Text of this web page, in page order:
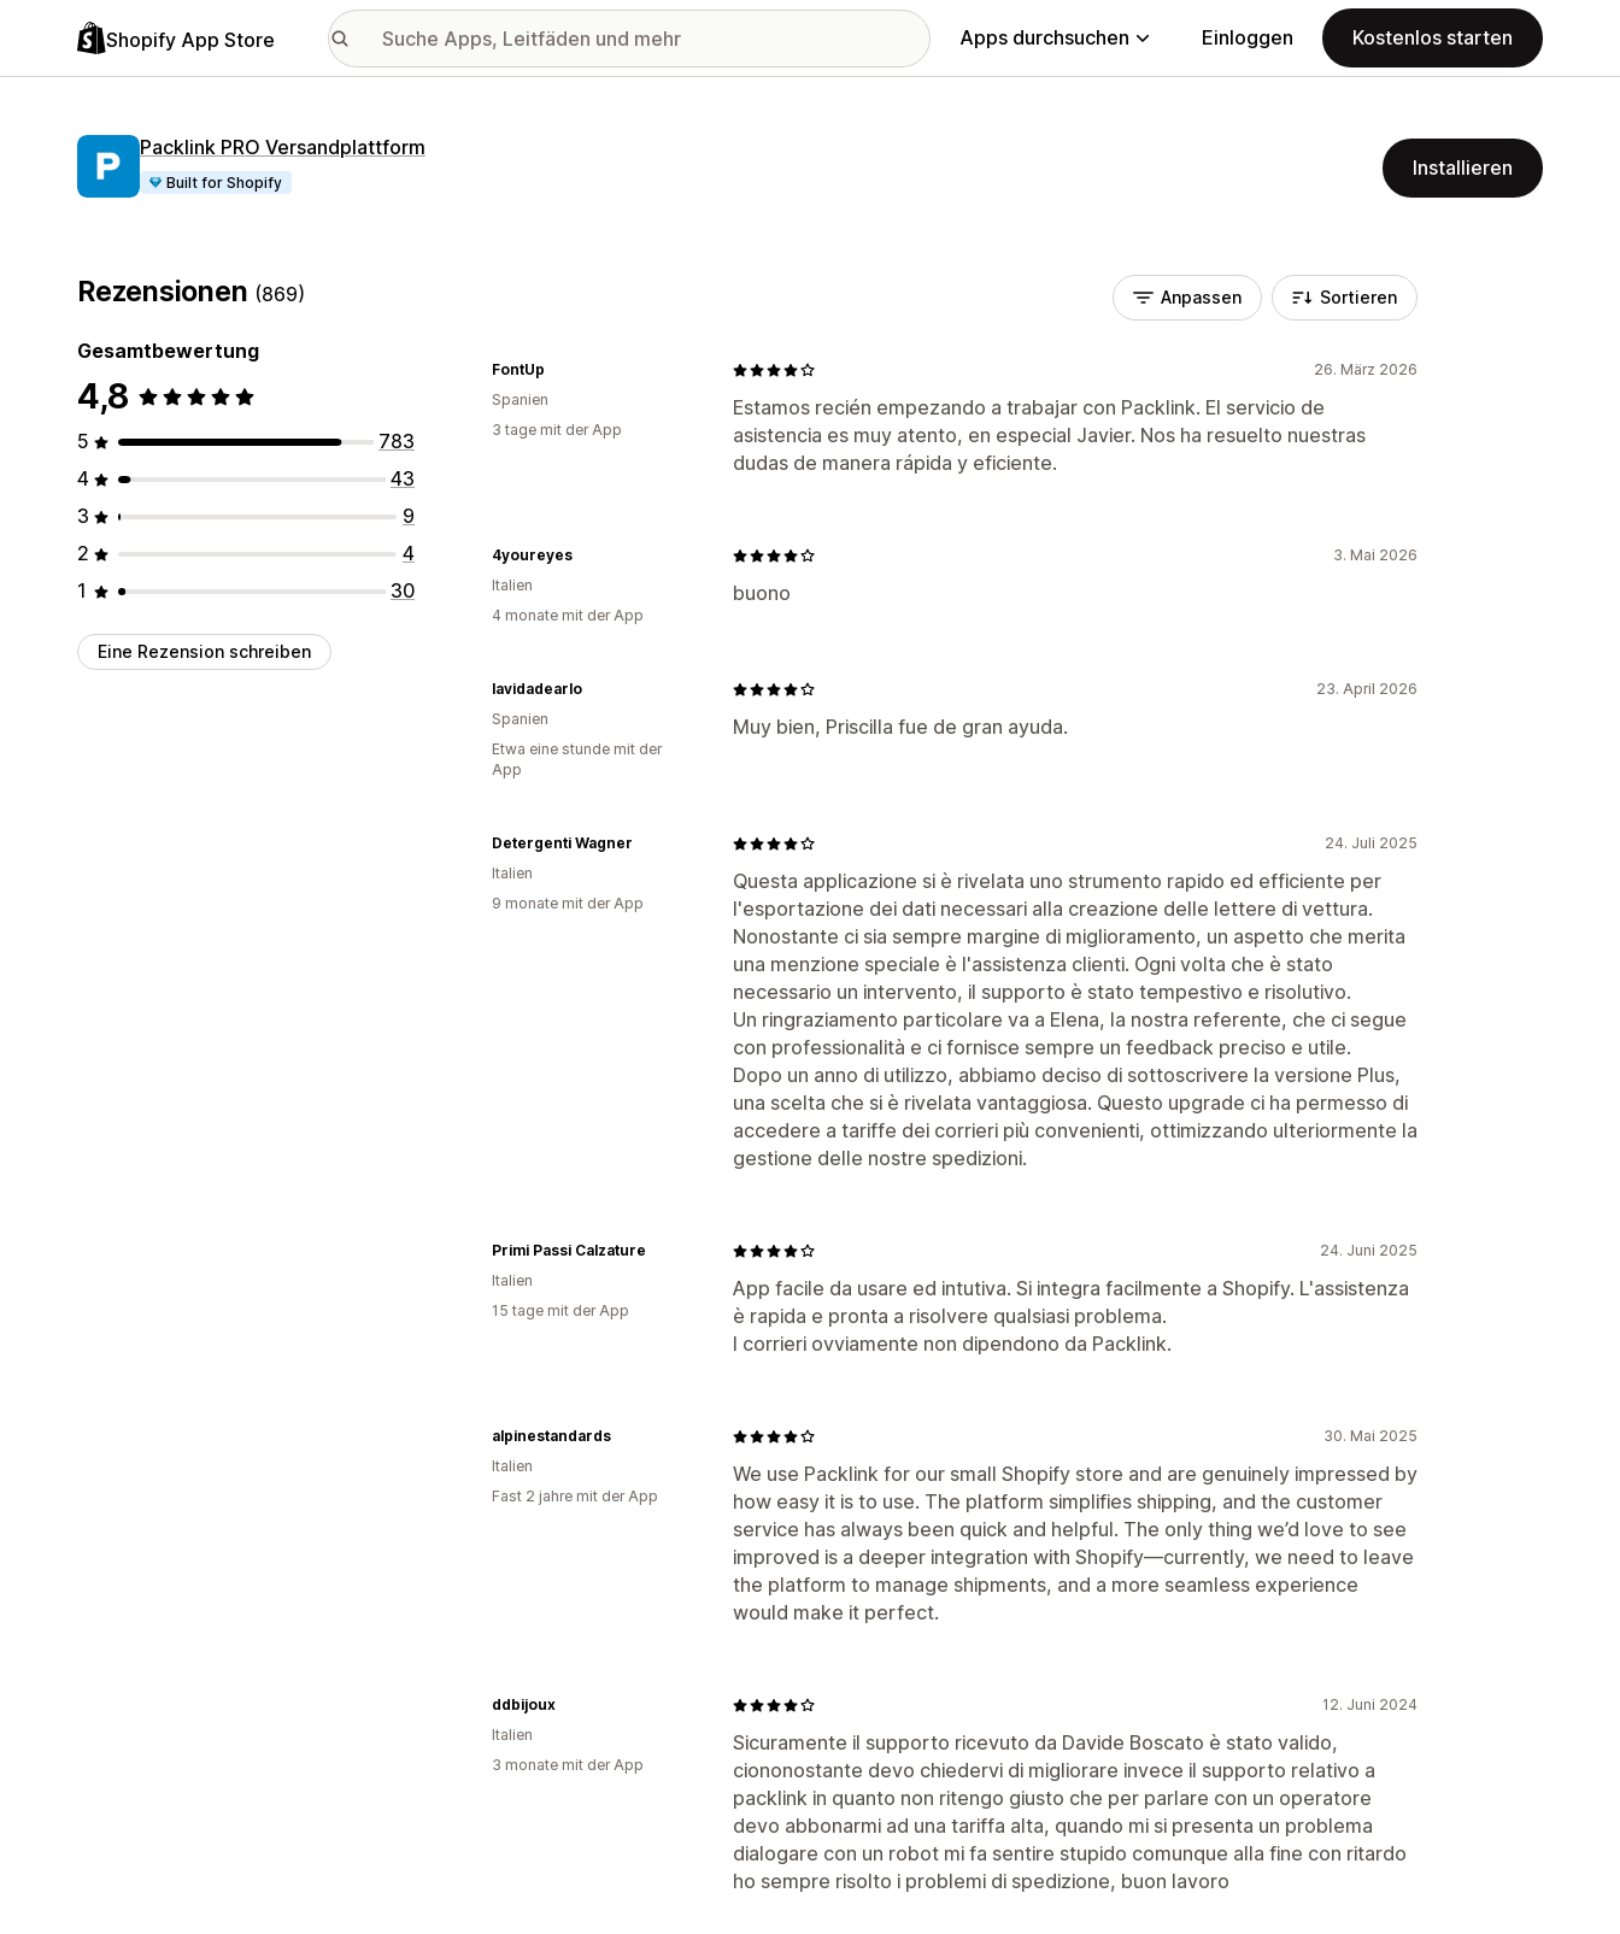
Shopify App Store Apps durchsuchen Einloggen Kostenlos starten
Packlink PRO Versandplattform
Built for Shopify
Installieren
Rezensionen (869)
Gesamtbewertung
4,8
5
783
4
43
3
9
2
4
1
30
Eine Rezension schreiben
Anpassen Sortieren
26. März 2026
Estamos recién empezando a trabajar con Packlink. El servicio de
asistencia es muy atento, en especial Javier. Nos ha resuelto nuestras
dudas de manera rápida y eficiente.
FontUp
Spanien
3 tage mit der App
3. Mai 2026
buono
4youreyes
Italien
4 monate mit der App
23. April 2026
Muy bien, Priscilla fue de gran ayuda.
lavidadearlo
Spanien
Etwa eine stunde mit der
App
24. Juli 2025
Questa applicazione si è rivelata uno strumento rapido ed efficiente per
l'esportazione dei dati necessari alla creazione delle lettere di vettura.
Nonostante ci sia sempre margine di miglioramento, un aspetto che merita
una menzione speciale è l'assistenza clienti. Ogni volta che è stato
necessario un intervento, il supporto è stato tempestivo e risolutivo.
Un ringraziamento particolare va a Elena, la nostra referente, che ci segue
con professionalità e ci fornisce sempre un feedback preciso e utile.
Dopo un anno di utilizzo, abbiamo deciso di sottoscrivere la versione Plus,
una scelta che si è rivelata vantaggiosa. Questo upgrade ci ha permesso di
accedere a tariffe dei corrieri più convenienti, ottimizzando ulteriormente la
gestione delle nostre spedizioni.
Detergenti Wagner
Italien
9 monate mit der App
24. Juni 2025
App facile da usare ed intutiva. Si integra facilmente a Shopify. L'assistenza
è rapida e pronta a risolvere qualsiasi problema.
I corrieri ovviamente non dipendono da Packlink.
Primi Passi Calzature
Italien
15 tage mit der App
30. Mai 2025
We use Packlink for our small Shopify store and are genuinely impressed by
how easy it is to use. The platform simplifies shipping, and the customer
service has always been quick and helpful. The only thing we’d love to see
improved is a deeper integration with Shopify—currently, we need to leave
the platform to manage shipments, and a more seamless experience
would make it perfect.
alpinestandards
Italien
Fast 2 jahre mit der App
12. Juni 2024
Sicuramente il supporto ricevuto da Davide Boscato è stato valido,
ciononostante devo chiedervi di migliorare invece il supporto relativo a
packlink in quanto non ritengo giusto che per parlare con un operatore
devo abbonarmi ad una tariffa alta, quando mi si presenta un problema
dialogare con un robot mi fa sentire stupido comunque alla fine con ritardo
ho sempre risolto i problemi di spedizione, buon lavoro
ddbijoux
Italien
3 monate mit der App